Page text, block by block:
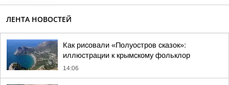
ЛЕНТА НОВОСТЕЙ
Как рисовали «Полуостров сказок»:
иллюстрации к крымскому фольклор
14:06